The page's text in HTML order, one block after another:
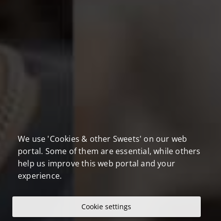
We use 'Cookies & other Sweets' on our web
portal. Some of them are essential, while others
help us improve this web portal and your
experience.
Cookie settings